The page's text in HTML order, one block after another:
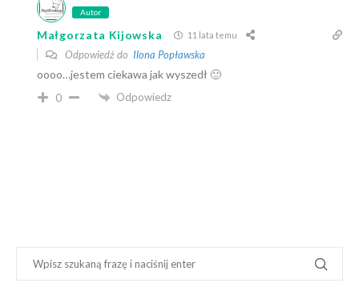
Autor
Małgorzata Kijowska 11 lata temu
Odpowiedź do Ilona Popławska
oooo…jestem ciekawa jak wyszedł 🙂
0 Odpowiedz